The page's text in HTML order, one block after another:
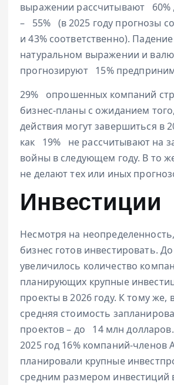
выражении рассчитывают
60%
–
55% (в 2025 году прогнозы
и 43% соответственно).
натуральном выражении и
прогнозируют 15%
29%
опрошенных компаний
бизнес-планы с ожиданием
действия могут завершиться в
как
19%
не рассчитывают на
войны в следующем году. В то
не делают тех или иных
Инвестиции
Несмотря на
бизнес готов инвестировать.До
увеличилось количество
планирующих крупные
проекты в 2026 году. К тому же,
средняя стоимость
проектов – до
14 млн
2025 год 16% компаний-членов
планировали крупные
средним размером инвестиций